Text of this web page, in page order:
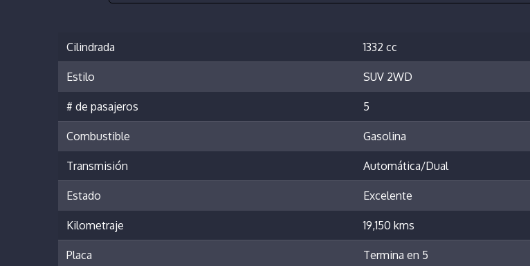
Cilindrada 1332 cc
Estilo SUV 2WD
# de pasajeros 5
Combustible Gasolina
Transmisión Automática/Dual
Estado Excelente
Kilometraje 19,150 kms
Placa Termina en 5